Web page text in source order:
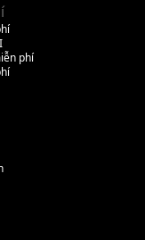
phí